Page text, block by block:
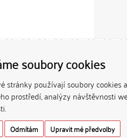
soubory cookies
stránky používají soubory
prostředí, analýzy návštěvnosti
Odmítám Upravit mé předvolby
constituent
vědeckou
purposes